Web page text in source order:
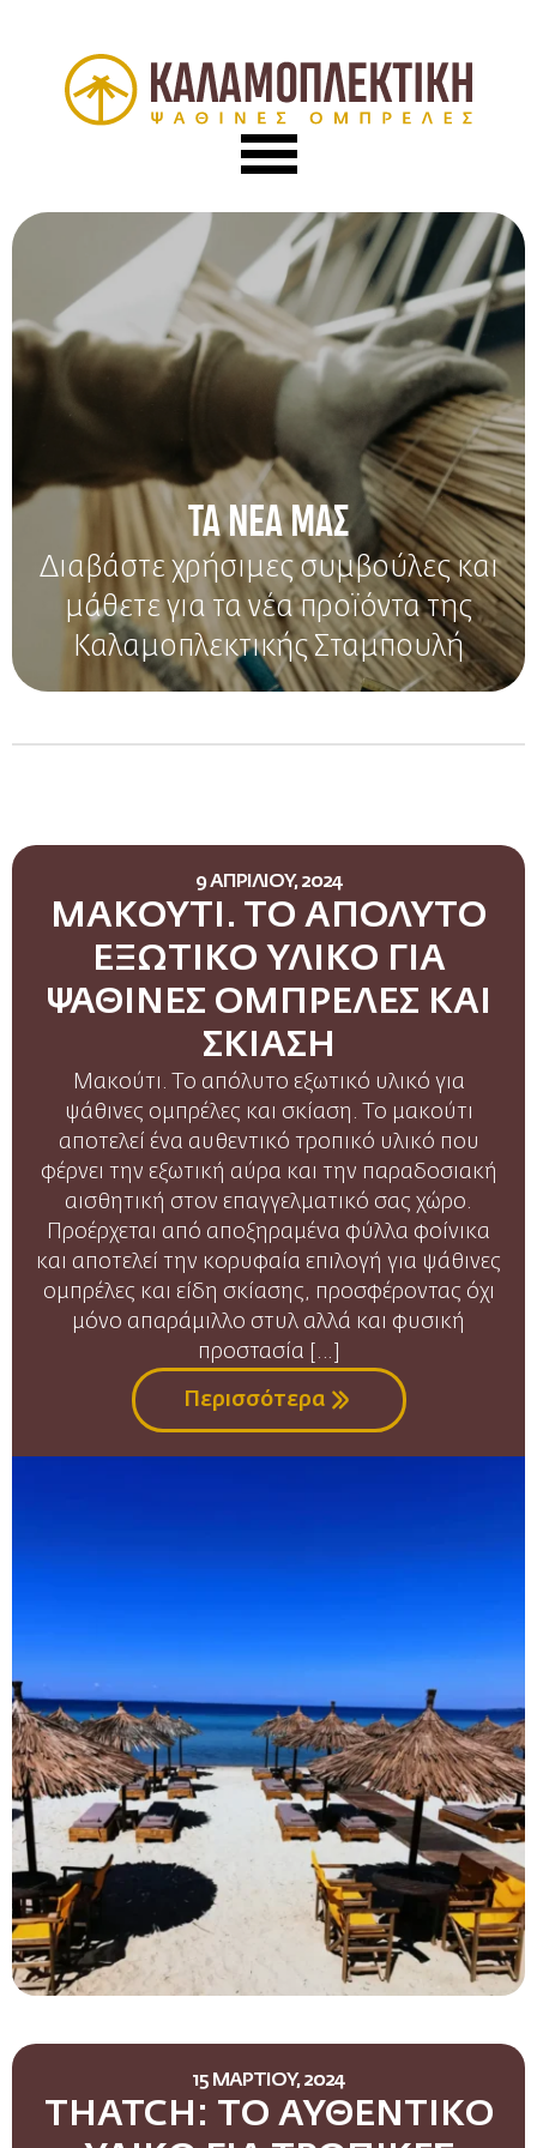
ΤΑ ΝΕΑ ΜΑΣ
Διαβάστε χρήσιμες συμβούλες και
μάθετε για τα νέα προϊόντα της
Καλαμοπλεκτικής Σταμπουλή
9 ΑΠΡΙΛΙΟΥ, 2024
ΜΑΚΟΥΤΙ. ΤΟ ΑΠΟΛΥΤΟ
ΕΞΩΤΙΚΟ ΥΛΙΚΟ ΓΙΑ
ΨΑΘΙΝΕΣ ΟΜΠΡΕΛΕΣ ΚΑΙ
ΣΚΙΑΣΗ
Μακούτι. Το απόλυτο εξωτικό υλικό για
ψάθινες ομπρέλες και σκίαση. Το μακούτι
αποτελεί ένα αυθεντικό τροπικό υλικό που
φέρνει την εξωτική αύρα και την παραδοσιακή
αισθητική στον επαγγελματικό σας χώρο.
Προέρχεται από αποξηραμένα φύλλα φοίνικα
και αποτελεί την κορυφαία επιλογή για ψάθινες
ομπρέλες και είδη σκίασης, προσφέροντας όχι
μόνο απαράμιλλο στυλ αλλά και φυσική
προστασία […]
Περισσότερα
15 ΜΑΡΤΙΟΥ, 2024
THATCH: ΤΟ ΑΥΘΕΝΤΙΚΟ